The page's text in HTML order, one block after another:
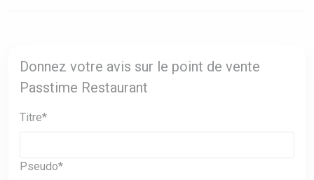
Donnez votre avis sur le point de vente
Passtime Restaurant
Titre*
Pseudo*